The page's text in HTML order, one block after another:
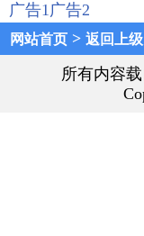
广告1广告2
网站首页 > 返回上级
所有内容